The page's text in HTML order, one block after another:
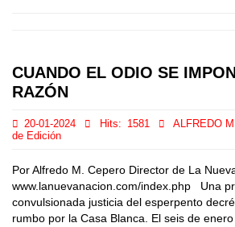
CUANDO EL ODIO SE
RAZÓN
20-01-2024 Hits: 1581 ALFREDO
de Edición
Por Alfredo M. Cepero Director de La
www.lanuevanacion.com/index.php Una
convulsionada justicia del esperpento
rumbo por la Casa Blanca. El seis de